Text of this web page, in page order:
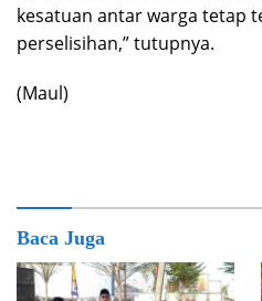
kesatuan antar warga tetap
perselisihan,” tutupnya.
(Maul)
Baca Juga